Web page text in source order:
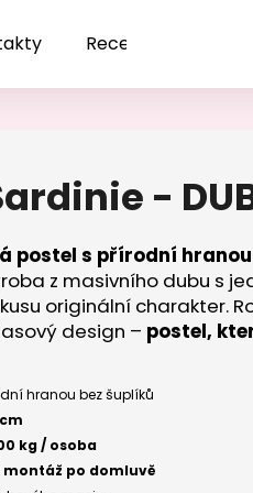
Recenze
-
postel s přírodní
z masivního dubu s
originální charakter.
design – postel,
hranou bez šuplíků
kg / osoba
montáž po domluvě